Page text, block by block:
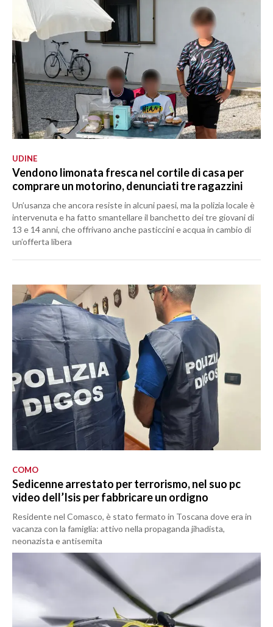
UDINE
Vendono limonata fresca nel cortile di casa per
comprare un motorino, denunciati tre ragazzini
Un’usanza che ancora resiste in alcuni paesi, ma la polizia locale è
intervenuta e ha fatto smantellare il banchetto dei tre giovani di
13 e 14 anni, che offrivano anche pasticcini e acqua in cambio di
un’offerta libera
COMO
Sedicenne arrestato per terrorismo, nel suo pc
video dell’Isis per fabbricare un ordigno
Residente nel Comasco, è stato fermato in Toscana dove era in
vacanza con la famiglia: attivo nella propaganda jihadista,
neonazista e antisemita